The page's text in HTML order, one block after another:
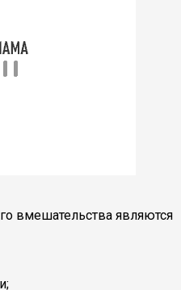
вмешательства являются